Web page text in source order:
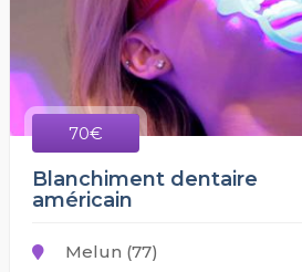
70€
Blanchiment dentaire
américain
Melun (77)